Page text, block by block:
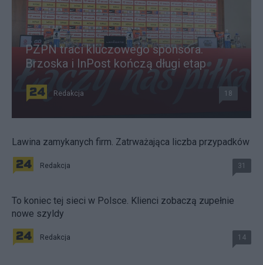
PZPN traci kluczowego sponsora.
Brzoska i InPost kończą długi etap
Redakcja 18
Lawina zamykanych firm. Zatrważająca liczba przypadków
Redakcja 31
To koniec tej sieci w Polsce. Klienci zobaczą zupełnie
nowe szyldy
Redakcja 14